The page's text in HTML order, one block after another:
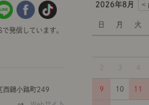
発信しています。
西錦小路町249
2026年8月
日 月 火
9 10 11